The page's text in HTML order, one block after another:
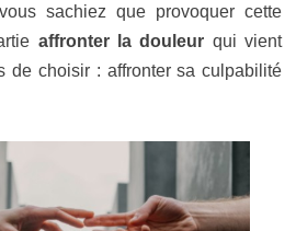
sachiez que provoquer cette
affronter la douleur qui vient
de choisir : affronter sa culpabilité